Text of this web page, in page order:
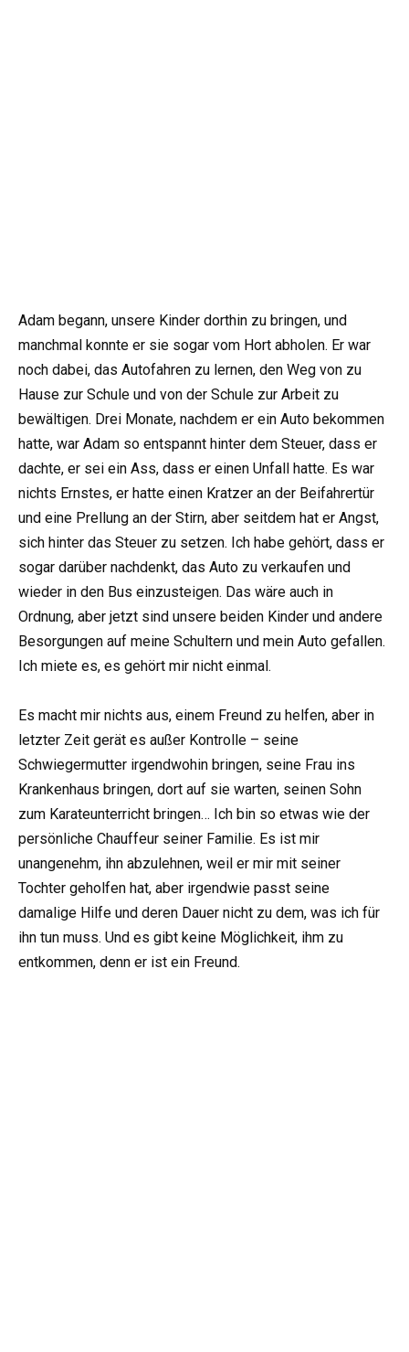
Adam begann, unsere Kinder dorthin zu bringen, und
manchmal konnte er sie sogar vom Hort abholen. Er war
noch dabei, das Autofahren zu lernen, den Weg von zu
Hause zur Schule und von der Schule zur Arbeit zu
bewältigen. Drei Monate, nachdem er ein Auto bekommen
hatte, war Adam so entspannt hinter dem Steuer, dass er
dachte, er sei ein Ass, dass er einen Unfall hatte. Es war
nichts Ernstes, er hatte einen Kratzer an der Beifahrertür
und eine Prellung an der Stirn, aber seitdem hat er Angst,
sich hinter das Steuer zu setzen. Ich habe gehört, dass er
sogar darüber nachdenkt, das Auto zu verkaufen und
wieder in den Bus einzusteigen. Das wäre auch in
Ordnung, aber jetzt sind unsere beiden Kinder und andere
Besorgungen auf meine Schultern und mein Auto gefallen.
Ich miete es, es gehört mir nicht einmal.
Es macht mir nichts aus, einem Freund zu helfen, aber in
letzter Zeit gerät es außer Kontrolle – seine
Schwiegermutter irgendwohin bringen, seine Frau ins
Krankenhaus bringen, dort auf sie warten, seinen Sohn
zum Karateunterricht bringen… Ich bin so etwas wie der
persönliche Chauffeur seiner Familie. Es ist mir
unangenehm, ihn abzulehnen, weil er mir mit seiner
Tochter geholfen hat, aber irgendwie passt seine
damalige Hilfe und deren Dauer nicht zu dem, was ich für
ihn tun muss. Und es gibt keine Möglichkeit, ihm zu
entkommen, denn er ist ein Freund.